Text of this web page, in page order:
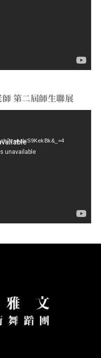
師 第二屆師生聯展